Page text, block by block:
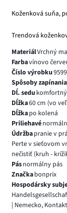
Koženková suňa,
Trendová
MateriálVrchný
Farbavínovo
Číslo výrobku
Spôsoby zapínania
Dĺ. sedu
Dĺžka60 cm (vo
Dĺžkapo kolená
Priliehavé
Údržbapranie v
Perte v sieťovom
nečistiť (kruh -
Pásnormálny pás
Značkabonprix
Hospodársky
| Nemecko,